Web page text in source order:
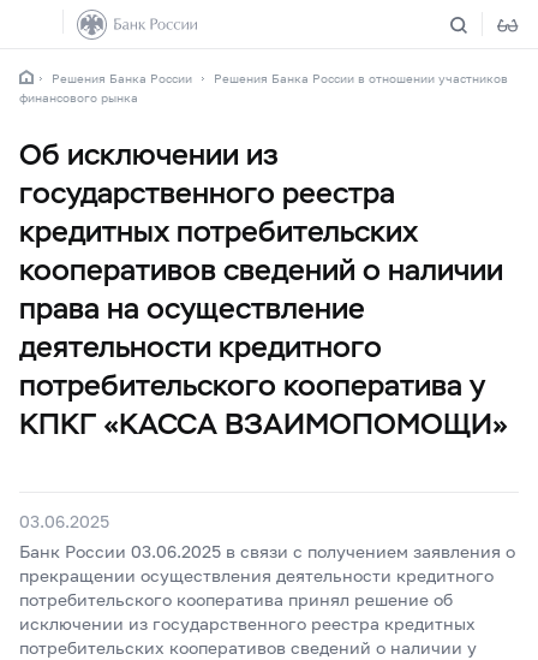
Решения Банка России
Решения Банка России в отношении участников
финансового рынка
Об исключении из
государственного реестра
кредитных потребительских
кооперативов сведений о наличии
права на осуществление
деятельности кредитного
потребительского кооператива у
КПКГ «КАССА ВЗАИМОПОМОЩИ»
03.06.2025
Банк России 03.06.2025 в связи с получением заявления о
прекращении осуществления деятельности кредитного
потребительского кооператива принял решение об
исключении из государственного реестра кредитных
потребительских кооперативов сведений о наличии у